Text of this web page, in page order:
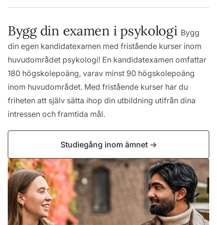
Bygg din examen i psykologi Bygg
din egen kandidatexamen med fristående kurser inom
huvudområdet psykologi! En kandidatexamen omfattar
180 högskolepoäng, varav minst 90 högskolepoäng
inom huvudområdet. Med fristående kurser har du
friheten att själv sätta ihop din utbildning utifrån dina
intressen och framtida mål.
Studiegång inom ämnet ->